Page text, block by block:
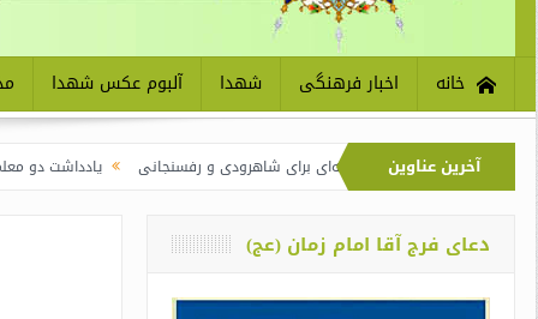
خانه اخبار فرهنگی شهدا آلبوم عکس شهدا
آخرین عناوین
نماز آیت‌الله خامنه‌ای برای شاهرودی و رفسنجانی یادداشت دو معلم از اوین
دعای فرج آقا امام زمان (عج)